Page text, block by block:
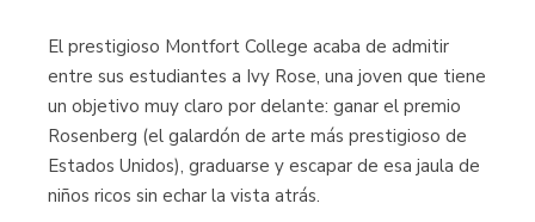
El prestigioso Montfort College acaba de admitir
entre sus estudiantes a Ivy Rose, una joven que tiene
un objetivo muy claro por delante: ganar el premio
Rosenberg (el galardón de arte más prestigioso de
Estados Unidos), graduarse y escapar de esa jaula de
niños ricos sin echar la vista atrás.